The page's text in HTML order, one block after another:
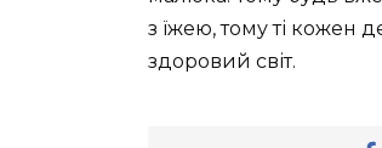
з їжею, тому ті кожен
здоровий світ.